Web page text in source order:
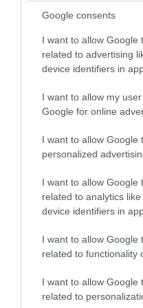
Google consents
I want to allow Google
related to advertising
device identifiers in
I want to allow my
Google for online
I want to allow Google
personalized
I want to allow Google
related to analytics
device identifiers in
I want to allow Google
related to functionality
I want to allow Google
related to
O διευθυντής του
«μαζέψει» για τη